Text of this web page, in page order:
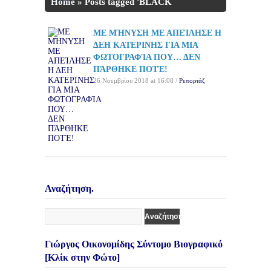
ΜΕ ΜΉΝΥΣΗ ΜΕ ΑΠΕΊΛΗΣΕ Η
ΔΕΗ ΚΑΤΕΡΙΝΗΣ ΓΙΑ ΜΙΑ
ΦΩΤΟΓΡΑΦΊΑ ΠΟΥ… ΔΕΝ
ΠΆΡΘΗΚΕ ΠΟΤΈ!
26 Νοεμβρίου 2018 at 16:08 / Ρεπορτάζ
Αναζήτηση.
Γιώργος Οικονομίδης Σύντομο Βιογραφικό
[Κλίκ στην Φώτο]